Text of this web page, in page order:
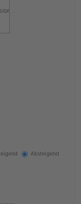
Absteigend